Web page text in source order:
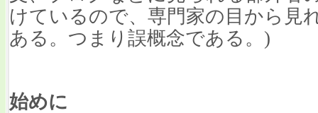
けているので、専門家の目から見
ある 。つまり誤概念である。)
始めに